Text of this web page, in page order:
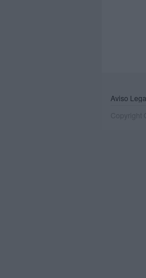
Aviso